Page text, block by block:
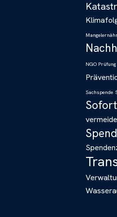
NGO Prüfung
Sachspende